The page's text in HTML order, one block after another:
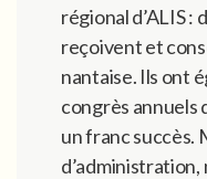
régional d’ALIS :
reçoivent et
nantaise. Ils ont
congrès annuels
un franc succès.